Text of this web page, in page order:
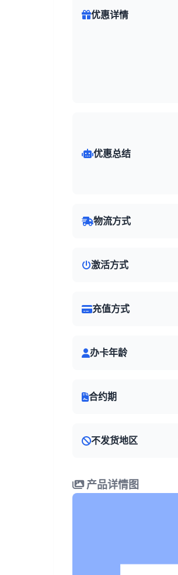
优惠详情
优惠总结
物流方式
激活方式
充值方式
办卡年龄
合约期
不发货地区
产品详情图